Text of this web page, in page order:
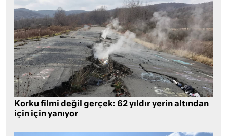
Korku filmi değil gerçek: 62 yıldır yerin altından
için için yanıyor